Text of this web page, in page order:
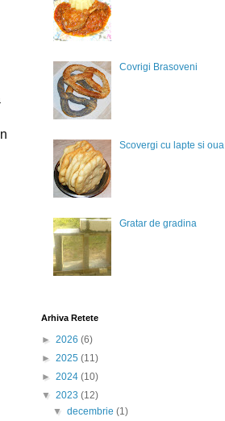
Covrigi Brasoveni
Scovergi cu lapte si oua
Gratar de gradina
Arhiva Retete
► 2026 (6)
► 2025 (11)
► 2024 (10)
▼ 2023 (12)
▼decembrie(1)